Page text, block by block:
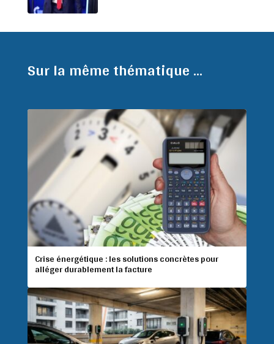
Sur la même thématique ...
Crise énergétique : les solutions concrètes pour
alléger durablement la facture